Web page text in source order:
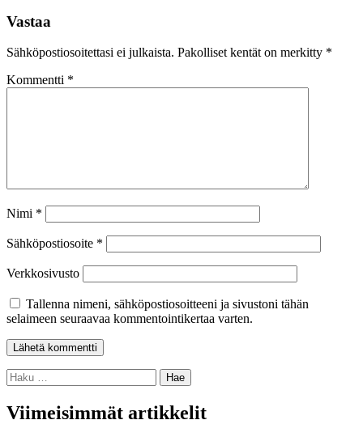
Vastaa
Sähköpostiosoitettasi ei julkaista. Pakolliset kentät on merkitty *
Kommentti *
Nimi *
Sähköpostiosoite *
Verkkosivusto
Tallenna nimeni, sähköpostiosoitteeni ja sivustoni tähän
selaimeen seuraavaa kommentointikertaa varten.
Haku:
Viimeisimmät artikkelit